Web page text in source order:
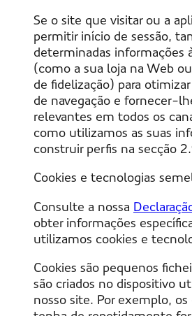
Se o site que visitar ou a
permitir início de sessão,
determinadas informações
(como a sua loja na Web
de fidelização) para
de navegação e fornecer-
relevantes em todos os
como utilizamos as suas
construir perfis na secção
Cookies e tecnologias
Consulte a nossa
obter informações
utilizamos cookies e
Cookies são pequenos
são criados no dispositivo
nosso site. Por exemplo,